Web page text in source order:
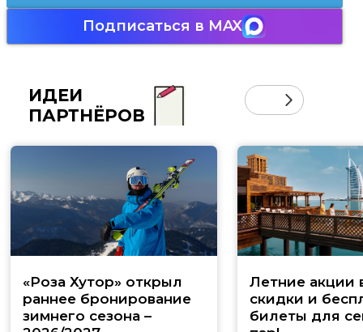
Подписаться в MAX
ИДЕИ
ПАРТНЁРОВ
«Роза Хутор» открыл
раннее бронирование
зимнего сезона –
Летние акции
скидки и
билеты для